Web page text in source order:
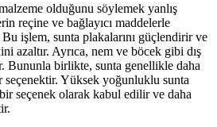
olduğunu söylemek yanlış
reçine ve bağlayıcı maddelerle
Bu işlem, sunta plakalarını güçlendirir ve
azaltır. Ayrıca, nem ve böcek gibi dış
Bununla birlikte, sunta genellikle daha
Yüksek yoğunluklu sunta
seçenek olarak kabul edilir ve daha